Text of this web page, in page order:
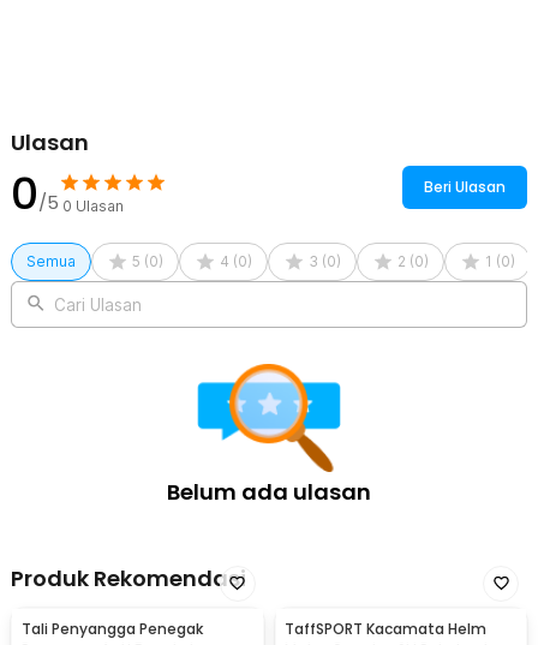
Rincian yang Anda dapatkan untuk pembelian produk ini:
1 x AOLIKES Deker Pelindung Lutut Kneepad Gym Fitness - A-
7720
Ulasan
0/5 0 Ulasan
Beri Ulasan
Semua 5 (0) 4 (0) 3 (0) 2 (0) 1 (0)
Cari Ulasan
Belum ada ulasan
Produk Rekomendasi
Tali Penyangga Penegak
TaffSPORT Kacamata Helm